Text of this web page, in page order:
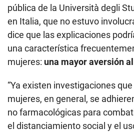
pública de la Università degli
en Italia, que no estuvo
dice que las explicaciones
una característica
mujeres: una mayor aversión
“Ya existen investigaciones
mujeres, en general, se
no farmacológicas para
el distanciamiento social y el